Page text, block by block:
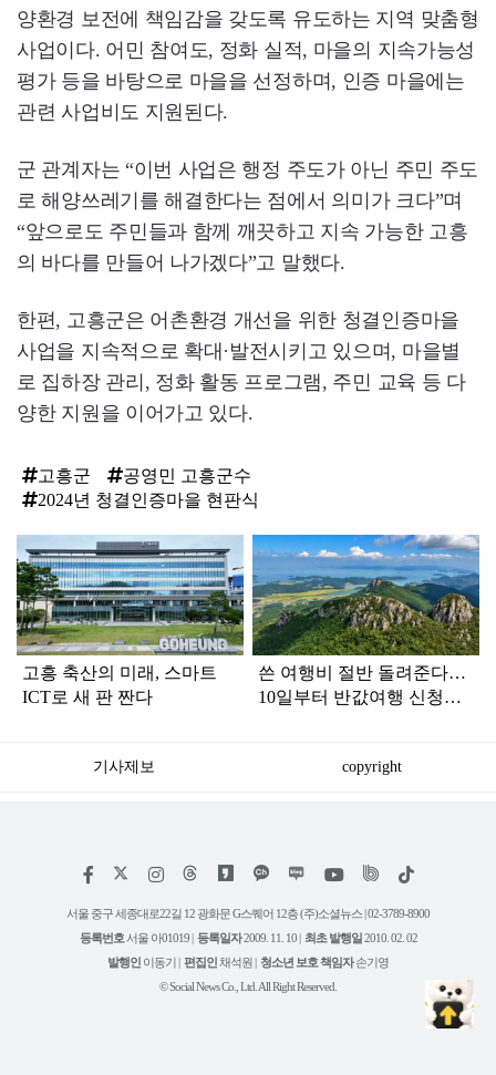
양환경 보전에 책임감을 갖도록 유도하는 지역 맞춤형
사업이다. 어민 참여도, 정화 실적, 마을의 지속가능성
평가 등을 바탕으로 마을을 선정하며, 인증 마을에는
관련 사업비도 지원된다.
군 관계자는 “이번 사업은 행정 주도가 아닌 주민 주도
로 해양쓰레기를 해결한다는 점에서 의미가 크다”며
“앞으로도 주민들과 함께 깨끗하고 지속 가능한 고흥
의 바다를 만들어 나가겠다”고 말했다.
한편, 고흥군은 어촌환경 개선을 위한 청결인증마을
사업을 지속적으로 확대·발전시키고 있으며, 마을별
로 집하장 관리, 정화 활동 프로그램, 주민 교육 등 다
양한 지원을 이어가고 있다.
고흥군
공영민 고흥군수
2024년 청결인증마을 현판식
탑
라
인
고흥 축산의 미래, 스마트
ICT로 새 판 짠다
쓴 여행비 절반 돌려준다…
10일부터 반값여행 신청받
기사제보 copyright
페
스
북
인
타
그
램
위
트
리
유
튜
틱
서울 중구 세종대로22길 12 광화문 G스퀘어 12층 (주)소셜뉴스 | 02-3789-8900
등록번호 서울 아01019 | 등록일자2009. 11. 10 | 최초 발행일2010. 02. 02
발행인 이동기 | 편집인채석원 | 청소년 보호 책임자손기영
© Social News Co., Ltd. All Right Reserved.